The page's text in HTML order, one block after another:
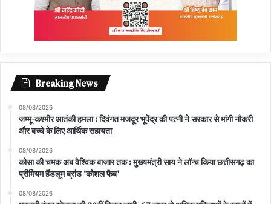
Breaking News
08/08/2026
जम्मू-कश्मीर आतंकी हमला : दिवंगत मजदूर भूपेंद्र की पत्नी ने सरकार से मांगी नौकरी
और बच्चे के लिए आर्थिक सहायता
08/08/2026
कोसा की चमक अब वैश्विक बाजार तक : मुख्यमंत्री साय ने लॉन्च किया छत्तीसगढ़ का
प्रीमियम हैंडलूम ब्रांड ‘कोशल फैब’
08/08/2026